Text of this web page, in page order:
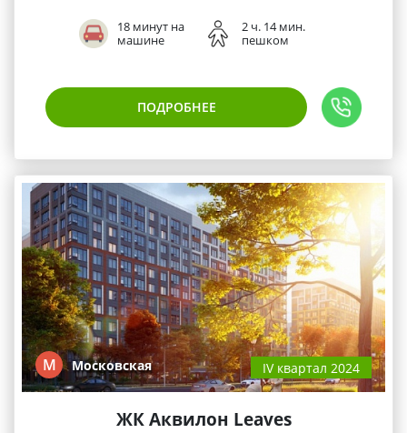
18 минут на
машине
2 ч. 14 мин.
пешком
ПОДРОБНЕЕ
М Московская IV квартал 2024
ЖК Аквилон Leaves